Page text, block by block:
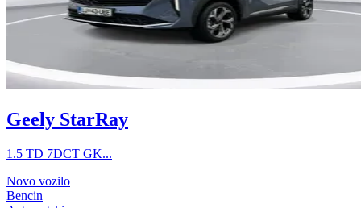
Geely StarRay
1.5 TD 7DCT GK...
Novo vozilo
Bencin